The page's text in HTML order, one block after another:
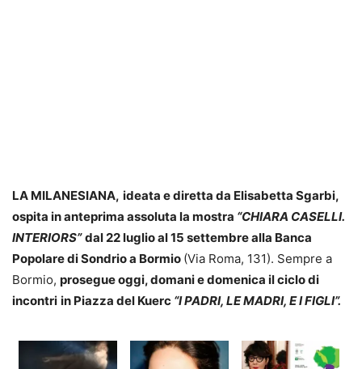
LA MILANESIANA, ideata e diretta da Elisabetta Sgarbi,
ospita in anteprima assoluta la mostra “CHIARA CASELLI.
INTERIORS” dal 22 luglio al 15 settembre alla Banca
Popolare di Sondrio a Bormio (Via Roma, 131). Sempre a
Bormio, prosegue oggi, domani e domenica il ciclo di
incontri in Piazza del Kuerc “I PADRI, LE MADRI, E I FIGLI”.